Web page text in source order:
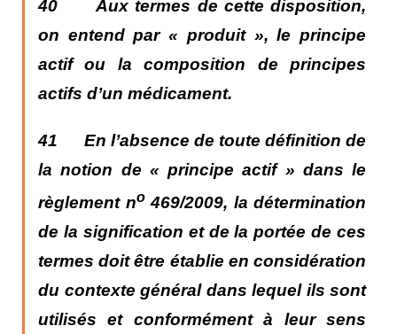
40 Aux termes de cette disposition,
on entend par « produit », le principe
actif ou la composition de principes
actifs d’un médicament.
41 En l’absence de toute définition de
la notion de « principe actif » dans le
règlementno469/2009, la détermination
de la signification et de la portée de ces
termes doit être établie en considération
du contexte général dans lequel ils sont
utilisés et conformément à leur sens